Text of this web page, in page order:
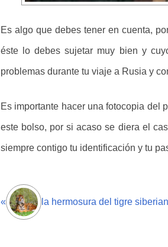
Es algo que debes tener en cuenta,
éste lo debes sujetar muy bien y
problemas durante tu viaje a Rusia y
Es importante hacer una fotocopia del
este bolso, por si acaso se diera el
siempre contigo tu identificación y tu
« la hermosura del tigre